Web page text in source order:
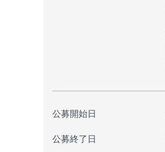
公募開始日
公募終了日